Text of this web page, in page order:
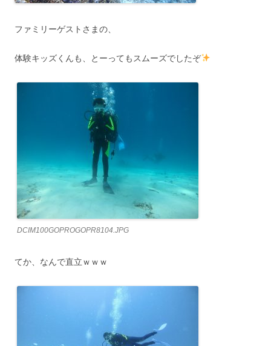
ファミリーゲストさまの、
体験キッズくんも、とーってもスムーズでしたぞ
DCIM100GOPROGOPR8104.JPG
てか、なんで直立ｗｗｗ